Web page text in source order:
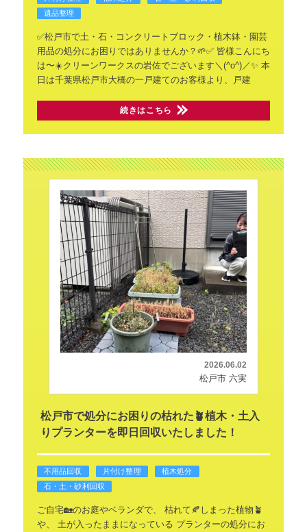
遺品整理
✅️松戸市で土・石・コンクリートブロック・植木鉢・園芸
用品の処分にお困りではありませんか？🌱✅️ 皆様こんにち
は〜☀️クリーンワークスの岩佐でございます＼(^o^)／✨ 本
日は千葉県松戸市大橋の一戸建てのお客様より、戸建
続きはこちら
2026.06.02
松戸市 六実
松戸市で処分にお困りの枯れた🪴植木・土入
りプランターを即日回収いたしました！
不用品回収 片付け整理
植木処分
石・土・砂利回収
ご自宅🏡のお庭やベランダで、
枯れて🍂しまった植物🪴
や、
土が入ったままになっている プランターの処分にお